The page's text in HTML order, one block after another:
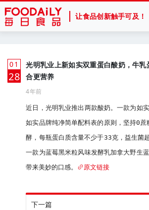
让食品创新触手可及！
01
月
28
光明乳业上新如实双重蛋白酸奶，牛
合更营养
4年前
近日，光明乳业推出两款酸奶。一款为如
如实品牌纯净简单配料表的原则，坚持0蔗
酵，每瓶蛋白质含量不少于33克，益生菌
一款为蓝莓黑米粒风味发酵乳加拿大野生
带来美妙的口感。
原文链接
下一篇